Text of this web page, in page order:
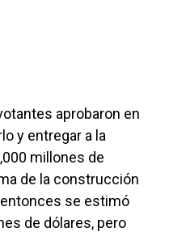
aprobaron en
y entregar a la
millones de
de la construcción
se estimó
de dólares, pero